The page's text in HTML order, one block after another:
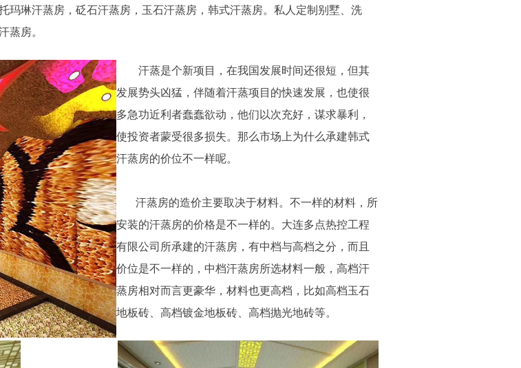
琳汗蒸房，砭石汗蒸房，玉石汗蒸房，韩式汗蒸房。私人定制别墅、洗
蒸房。
汗蒸是个新项目，在我国发展时间还很短，但其
发展势头凶猛，伴随着汗蒸项目的快速发展，也使很
多急功近利者蠢蠢欲动，他们以次充好，谋求暴利，
使投资者蒙受很多损失。那么市场上为什么承建韩式
汗蒸房的价位不一样呢。
汗蒸房的造价主要取决于材料。不一样的材料，所
安装的汗蒸房的价格是不一样的。大连多点热控工程
有限公司所承建的汗蒸房，有中档与高档之分，而且
价位是不一样的，中档汗蒸房所选材料一般，高档汗
蒸房相对而言更豪华，材料也更高档，比如高档玉石
地板砖、高档镀金地板砖、高档抛光地砖等。